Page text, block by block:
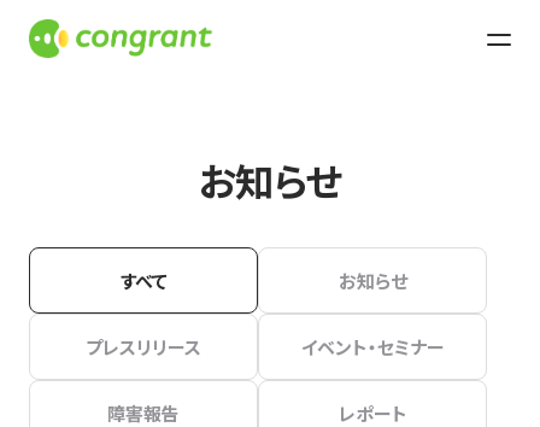
お知らせ
すべて お知らせ
プレスリリース イベント・セミナー
障害報告 レポート